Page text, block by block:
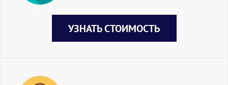
УЗНАТЬ СТОИМОСТЬ